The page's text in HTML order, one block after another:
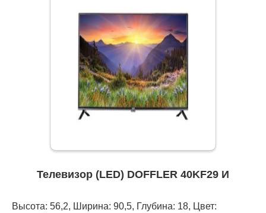
Телевизор (LED) DOFFLER 40KF29 И
Высота: 56,2, Ширина: 90,5, Глубина: 18, Цвет: